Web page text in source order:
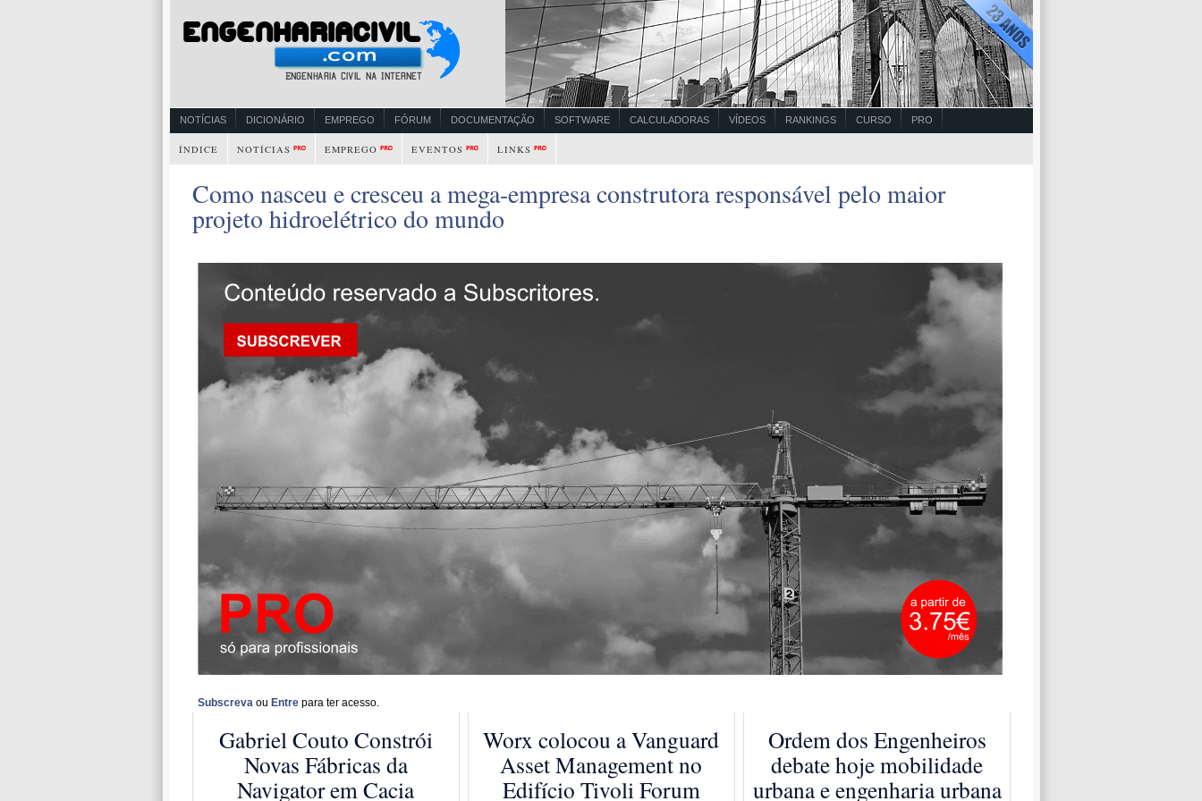
NOTÍCIAS DICIONÁRIO EMPREGO FÓRUM DOCUMENTAÇÃO SOFTWARE CALCULADORAS VÍDEOS RANKINGS CURSO PRO
ÍNDICE NOTÍCIAS EMPREGO EVENTOS LINKS
Como nasceu e cresceu a mega-empresa construtora responsável pelo maior
projeto hidroelétrico do mundo
Subscreva ou Entrepara ter acesso.
Gabriel Couto Constrói
Novas Fábricas da
Navigator em Cacia
Worx colocou a Vanguard
Asset Management no
Edifício Tivoli Forum
Ordem dos Engenheiros
debate hoje mobilidade
urbana e engenharia urbana